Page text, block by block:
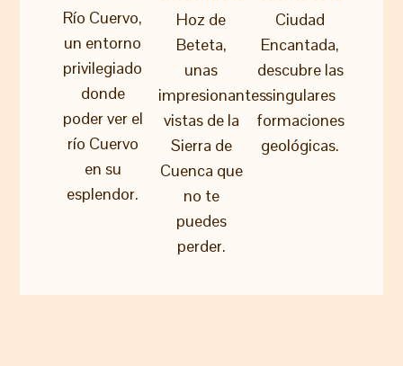
Río Cuervo,
un entorno
privilegiado
donde
poder ver el
río Cuervo
en su
esplendor.
Hoz de
Beteta,
unas
impresionantes
vistas de la
Sierra de
Cuenca que
no te
puedes
perder.
Ciudad
Encantada,
descubre las
singulares
formaciones
geológicas.